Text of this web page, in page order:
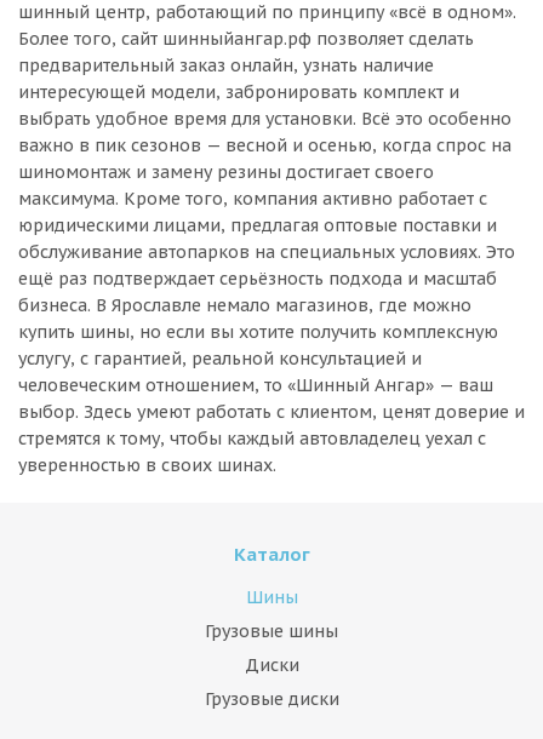
шинный центр, работающий по принципу «всё в одном».
Более того, сайт шинныйангар.рф позволяет сделать
предварительный заказ онлайн, узнать наличие
интересующей модели, забронировать комплект и
выбрать удобное время для установки. Всё это особенно
важно в пик сезонов — весной и осенью, когда спрос на
шиномонтаж и замену резины достигает своего
максимума. Кроме того, компания активно работает с
юридическими лицами, предлагая оптовые поставки и
обслуживание автопарков на специальных условиях. Это
ещё раз подтверждает серьёзность подхода и масштаб
бизнеса. В Ярославле немало магазинов, где можно
купить шины, но если вы хотите получить комплексную
услугу, с гарантией, реальной консультацией и
человеческим отношением, то «Шинный Ангар» — ваш
выбор. Здесь умеют работать с клиентом, ценят доверие и
стремятся к тому, чтобы каждый автовладелец уехал с
уверенностью в своих шинах.
Каталог
Шины
Грузовые шины
Диски
Грузовые диски